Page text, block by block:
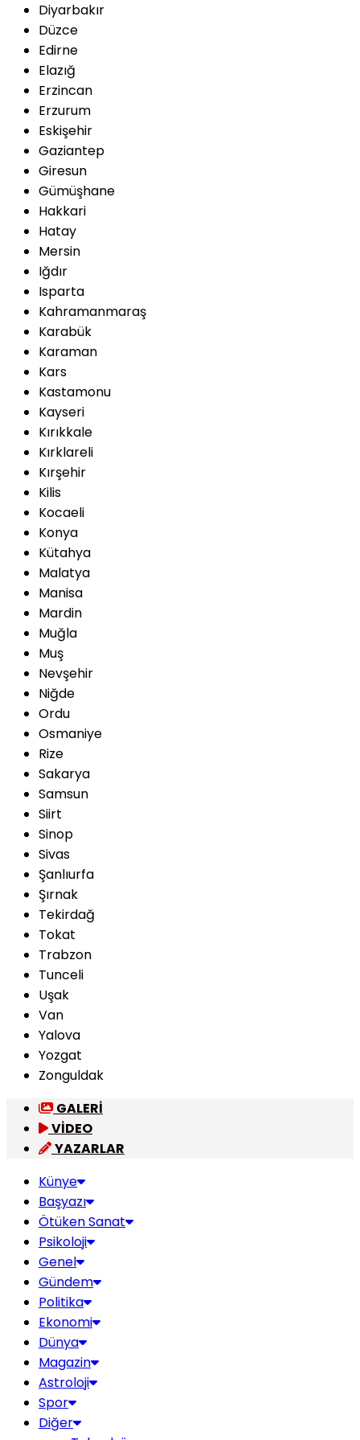
Diyarbakır
Düzce
Edirne
Elazığ
Erzincan
Erzurum
Eskişehir
Gaziantep
Giresun
Gümüşhane
Hakkari
Hatay
Mersin
Iğdır
Isparta
Kahramanmaraş
Karabük
Karaman
Kars
Kastamonu
Kayseri
Kırıkkale
Kırklareli
Kırşehir
Kilis
Kocaeli
Konya
Kütahya
Malatya
Manisa
Mardin
Muğla
Muş
Nevşehir
Niğde
Ordu
Osmaniye
Rize
Sakarya
Samsun
Siirt
Sinop
Sivas
Şanlıurfa
Şırnak
Tekirdağ
Tokat
Trabzon
Tunceli
Uşak
Van
Yalova
Yozgat
Zonguldak
GALERİ
VİDEO
YAZARLAR
Künye
Başyazı
Ötüken Sanat
Psikoloji
Genel
Gündem
Politika
Ekonomi
Dünya
Magazin
Astroloji
Spor
Diğer